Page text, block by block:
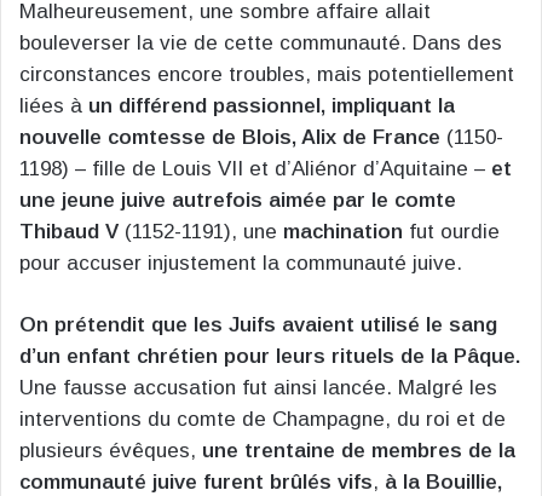
Malheureusement, une sombre affaire allait
bouleverser la vie de cette communauté. Dans des
circonstances encore troubles, mais potentiellement
liées à un différend passionnel, impliquant la
nouvelle comtesse de Blois, Alix de France (1150-
1198) – fille de Louis VII et d’Aliénor d’Aquitaine – et
une jeune juive autrefois aimée par le comte
Thibaud V (1152-1191), une machination fut ourdie
pour accuser injustement la communauté juive.
On prétendit que les Juifs avaient utilisé le sang
d’un enfant chrétien pour leurs rituels de la Pâque.
Une fausse accusation fut ainsi lancée. Malgré les
interventions du comte de Champagne, du roi et de
plusieurs évêques, une trentaine de membres de la
communauté juive furent brûlés vifs, à la Bouillie,